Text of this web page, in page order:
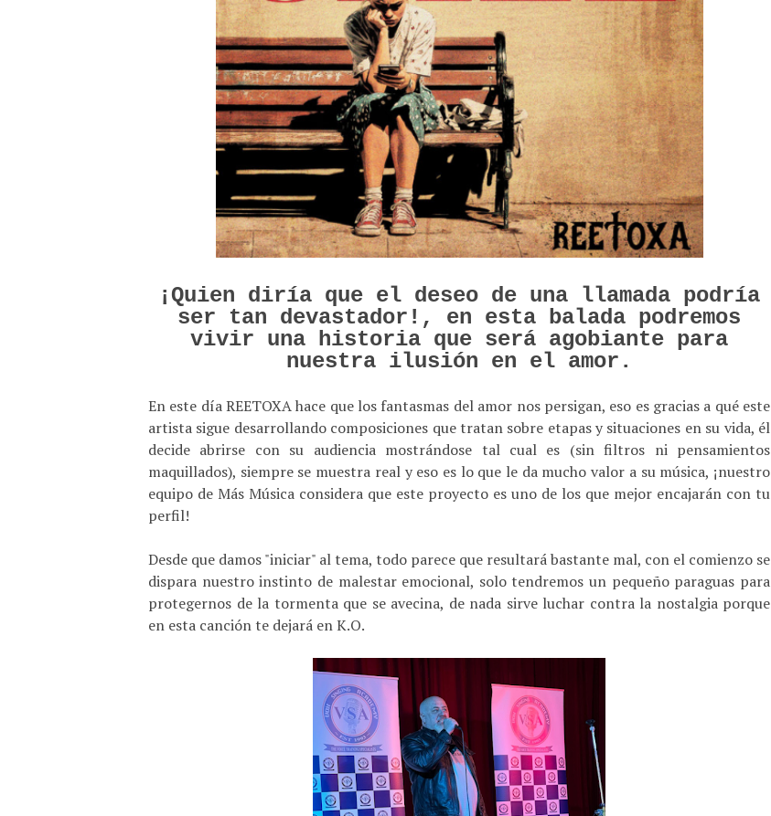
¡Quien diría que el deseo de una llamada podría
ser tan devastador!, en esta balada podremos
vivir una historia que será agobiante para
nuestra ilusión en el amor.
En este día REETOXA hace que los fantasmas del amor nos persigan, eso es gracias a qué este
artista sigue desarrollando composiciones que tratan sobre etapas y situaciones en su vida, él
decide abrirse con su audiencia mostrándose tal cual es (sin filtros ni pensamientos
maquillados), siempre se muestra real y eso es lo que le da mucho valor a su música, ¡nuestro
equipo de Más Música considera que este proyecto es uno de los que mejor encajarán con tu
perfil!
Desde que damos "iniciar" al tema, todo parece que resultará bastante mal, con el comienzo se
dispara nuestro instinto de malestar emocional, solo tendremos un pequeño paraguas para
protegernos de la tormenta que se avecina, de nada sirve luchar contra la nostalgia porque
en esta canción te dejará en K.O.